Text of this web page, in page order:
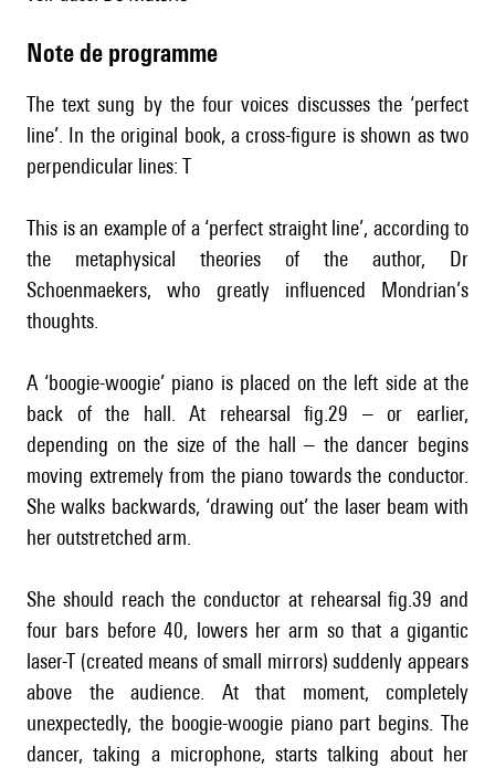
Note de programme
The text sung by the four voices discusses the ‘perfect
line’. In the original book, a cross-figure is shown as two
perpendicular lines: T
This is an example of a ‘perfect straight line’, according to
the metaphysical theories of the author, Dr
Schoenmaekers, who greatly influenced Mondrian’s
thoughts.
A ‘boogie-woogie’ piano is placed on the left side at the
back of the hall. At rehearsal fig.29 – or earlier,
depending on the size of the hall – the dancer begins
moving extremely from the piano towards the conductor.
She walks backwards, ‘drawing out’ the laser beam with
her outstretched arm.
She should reach the conductor at rehearsal fig.39 and
four bars before 40, lowers her arm so that a gigantic
laser-T (created means of small mirrors) suddenly appears
above the audience. At that moment, completely
unexpectedly, the boogie-woogie piano part begins. The
dancer, taking a microphone, starts talking about her